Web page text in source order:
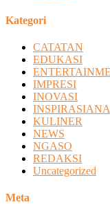
Kategori
CATATAN
EDUKASI
IMPRESI
INOVASI
INSPIRASIANA
KULINER
NEWS
NGASO
REDAKSI
Uncategorized
Meta